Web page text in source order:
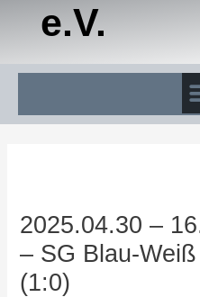
e.V.
2025.04.30 –
– SG Blau-
(1:0)